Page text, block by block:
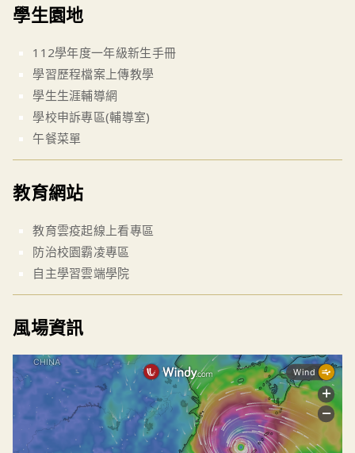
學生園地
112學年度一年級新生手冊
學習歷程檔案上傳教學
學生生涯輔導網
學校申訴專區(輔導室)
午餐菜單
教育網站
教育雲疫起線上看專區
防治校園霸凌專區
自主學習雲端學院
風場資訊